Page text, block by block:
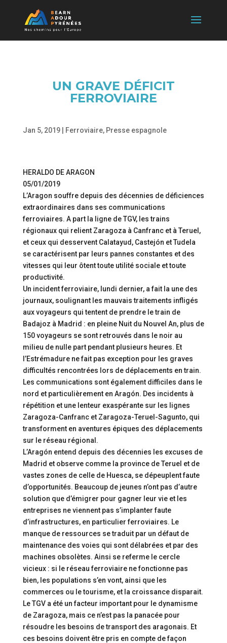
UN GRAVE DÉFICIT
FERROVIAIRE
Jan 5, 2019| Ferroviaire, Presse espagnole
HERALDO DE ARAGON
05/01/2019
L’Aragon souffre depuis des décennies de déficiences
extraordinaires dans ses communications
ferroviaires. A part la ligne de TGV, les trains
régionaux qui relient Zaragoza à Canfranc et à Teruel,
et ceux qui desservent Calatayud, Castejón et Tudela
se caractérisent par leurs pannes constantes et des
vitesses qui leur ôtent toute utilité sociale et toute
productivité.
Un incident ferroviaire, lundi dernier, a fait la une des
journaux, soulignant les mauvais traitements infligés
aux voyageurs qui tentent de prendre le train de
Badajoz à Madrid : en pleine Nuit du Nouvel An, plus de
150 voyageurs se sont retrouvés dans le noir au
milieu de nulle part pendant plusieurs heures. Et
l’Estrémadure ne fait pas exception pour les graves
difficultés rencontrées lors de déplacements en train.
Les communications sont également difficiles dans le
nord et particulièrement en Aragón. Des incidents à
répétition et une lenteur exaspérante sur les lignes
Zaragoza-Canfranc et Zaragoza-Teruel-Sagunto, qui
transforment en aventures épiques des déplacements
sur le réseau régional.
L’Aragón entend depuis des décennies les excuses de
Madrid et observe comme la province de Teruel et de
vastes zones de celle de Huesca, se dépeuplent faute
d’opportunités. Beaucoup de jeunes n’ont pas d’autre
solution que d’émigrer pour gagner leur vie et les
entreprises ne viennent pas s’implanter faute
d’infrastructures, en particulier ferroviaires. Le
manque de ressources se traduit par un défaut de
maintenance des voies qui sont délabrées et par des
machines obsolètes. Ainsi se referme le cercle
vicieux : si le réseau ferroviaire ne fonctionne pas
bien, les populations s’en vont, ainsi que les
commerces ou le tourisme, et la croissance disparait.
Le TGV a été un facteur important pour le dynamisme
de Zaragoza, mais ce n’est pas la panacée pour
résoudre les besoins de transport des aragonais. Et
ces besoins doivent être pris en compte de façon